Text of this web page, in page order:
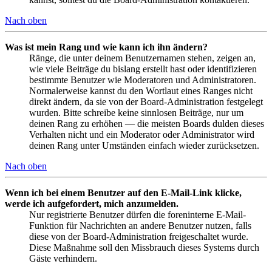
Nach oben
Was ist mein Rang und wie kann ich ihn ändern?
Ränge, die unter deinem Benutzernamen stehen, zeigen an,
wie viele Beiträge du bislang erstellt hast oder identifizieren
bestimmte Benutzer wie Moderatoren und Administratoren.
Normalerweise kannst du den Wortlaut eines Ranges nicht
direkt ändern, da sie von der Board-Administration festgelegt
wurden. Bitte schreibe keine sinnlosen Beiträge, nur um
deinen Rang zu erhöhen — die meisten Boards dulden dieses
Verhalten nicht und ein Moderator oder Administrator wird
deinen Rang unter Umständen einfach wieder zurücksetzen.
Nach oben
Wenn ich bei einem Benutzer auf den E-Mail-Link klicke,
werde ich aufgefordert, mich anzumelden.
Nur registrierte Benutzer dürfen die foreninterne E-Mail-
Funktion für Nachrichten an andere Benutzer nutzen, falls
diese von der Board-Administration freigeschaltet wurde.
Diese Maßnahme soll den Missbrauch dieses Systems durch
Gäste verhindern.